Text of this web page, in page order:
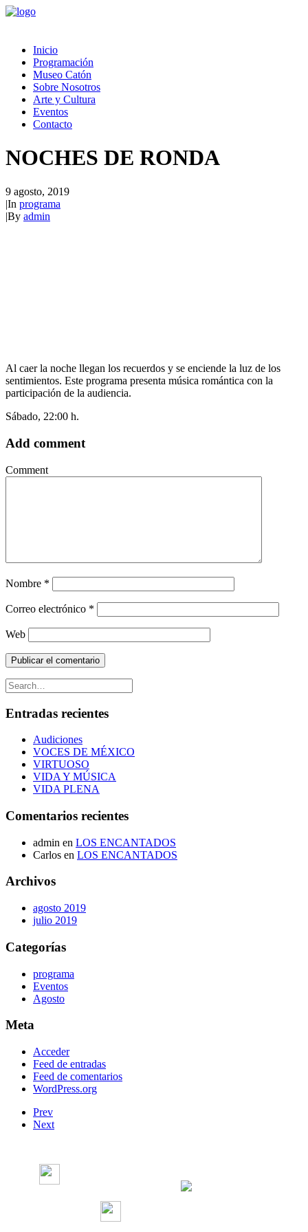
Inicio
Programación
Museo Catón
Sobre Nosotros
Arte y Cultura
Eventos
Contacto
NOCHES DE RONDA
9 agosto, 2019
|In programa
|By admin
Al caer la noche llegan los recuerdos y se enciende la luz de los
sentimientos. Este programa presenta música romántica con la
participación de la audiencia.
Sábado, 22:00 h.
Add comment
Comment
Nombre *
Correo electrónico *
Web
Entradas recientes
Audiciones
VOCES DE MÉXICO
VIRTUOSO
VIDA Y MÚSICA
VIDA PLENA
Comentarios recientes
admin en LOS ENCANTADOS
Carlos en LOS ENCANTADOS
Archivos
agosto 2019
julio 2019
Categorías
programa
Eventos
Agosto
Meta
Acceder
Feed de entradas
Feed de comentarios
WordPress.org
Prev
Next